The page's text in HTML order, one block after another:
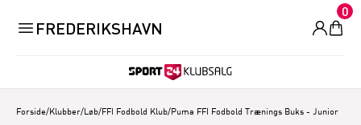
FREDERIKSHAVN
0
Forside/Klubber/Løb/FFI Fodbold Klub/Puma FFI Fodbold Trænings Buks - Junior